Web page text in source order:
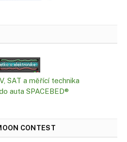
SAT a měřící technika
auta SPACEBED®
CONTEST